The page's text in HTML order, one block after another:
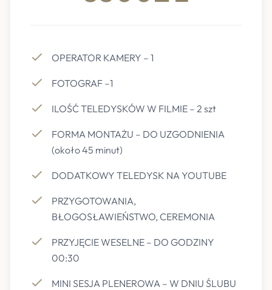
OPERATOR KAMERY – 1
FOTOGRAF –1
ILOŚĆ TELEDYSKÓW W FILMIE – 2 szt
FORMA MONTAŻU – DO UZGODNIENIA
(około 45 minut)
DODATKOWY TELEDYSK NA YOUTUBE
PRZYGOTOWANIA,
BŁOGOSŁAWIEŃSTWO, CEREMONIA
PRZYJĘCIE WESELNE – DO GODZINY
00:30
MINI SESJA PLENEROWA – W DNIU ŚLUBU